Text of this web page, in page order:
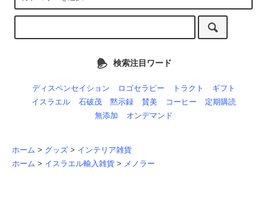
検索注目ワード
ディスペンセイション ロゴセラピー トラクト
ギフト
イスラエル
石破茂 黙示録 賛美 コーヒー
定期購読
無添加
オンデマンド
ホーム > グッズ > インテリア雑貨
ホーム > イスラエル輸入雑貨 > メノラー